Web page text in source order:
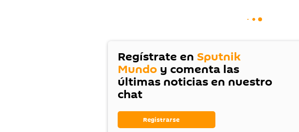
Regístrate en Sputnik
Mundo y comenta las
últimas noticias en nuestro
chat
Registrarse